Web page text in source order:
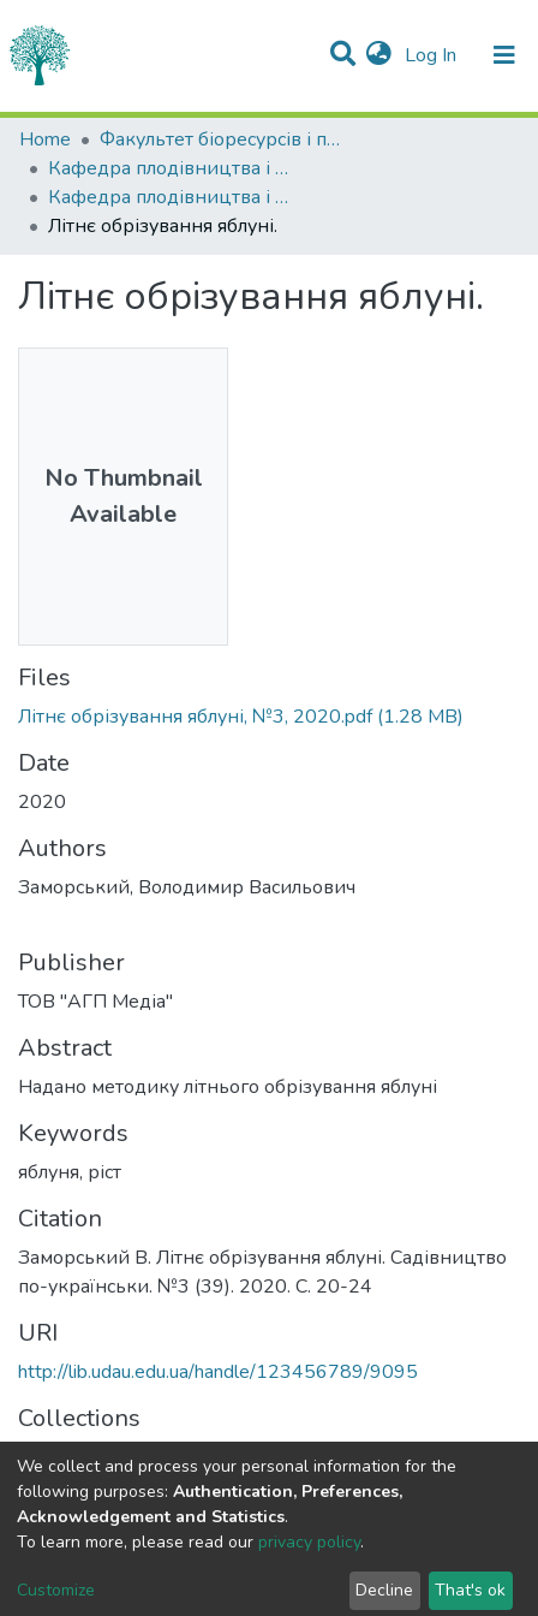
Log In (current)
Statistics
Communities & Collections
All of DSpace
Home
Факультет біоресурсів і природокористування
Кафедра плодівництва і виноградарства
Кафедра плодівництва і виноградарства
Літнє обрізування яблуні.
Літнє обрізування яблуні.
No Thumbnail
Available
Files
Літнє обрізування яблуні, №3, 2020.pdf (1.28 MB)
Date
2020
Authors
Заморський, Володимир Васильович
Publisher
ТОВ "АГП Медіа"
Abstract
Надано методику літнього обрізування яблуні
Keywords
яблуня, ріст
Citation
Заморський В. Літнє обрізування яблуні. Садівництво
по-українськи. №3 (39). 2020. С. 20-24
URI
http://lib.udau.edu.ua/handle/123456789/9095
Collections
Кафедра плодівництва і виноградарства
Full item page
DSpace software copyright © 2002-2026 LYRASIS
Send Feedback
We collect and process your personal information for the
following purposes: Authentication, Preferences,
Acknowledgement and Statistics.
To learn more, please read our privacy policy.
Customize Decline That's ok